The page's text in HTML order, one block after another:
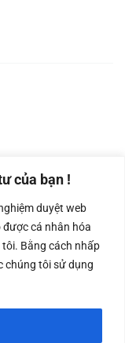
của bạn !
duyệt web
cá nhân hóa
Bằng cách nhấp
chúng tôi sử dụng
Kế Toán:
0987.919.040